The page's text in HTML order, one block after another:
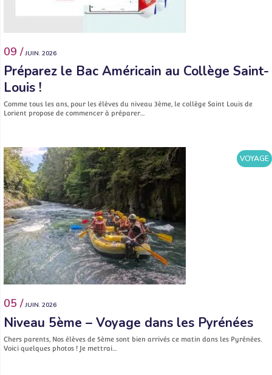
09 / JUIN. 2026
Préparez le Bac Américain au Collège Saint-
Louis !
Comme tous les ans, pour les élèves du niveau 3ème, le collège Saint Louis de
Lorient propose de commencer à préparer…
VOYAGE
05 / JUIN. 2026
Niveau 5ème – Voyage dans les Pyrénées
Chers parents, Nos élèves de 5ème sont bien arrivés ce matin dans les Pyrénées.
Voici quelques photos ! Je mettrai…